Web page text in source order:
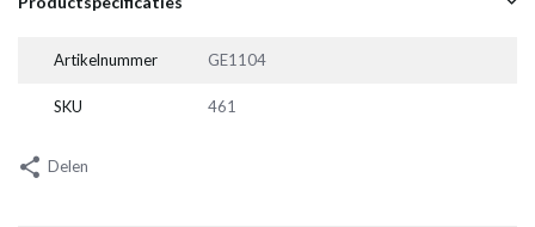
Artikelnummer GE1104
SKU 461
Delen